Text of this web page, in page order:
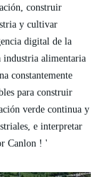
construir
y cultivar
digital de la
industria alimentaria
constantemente
para construir
verde continua y
e interpretar
Canlon ! '